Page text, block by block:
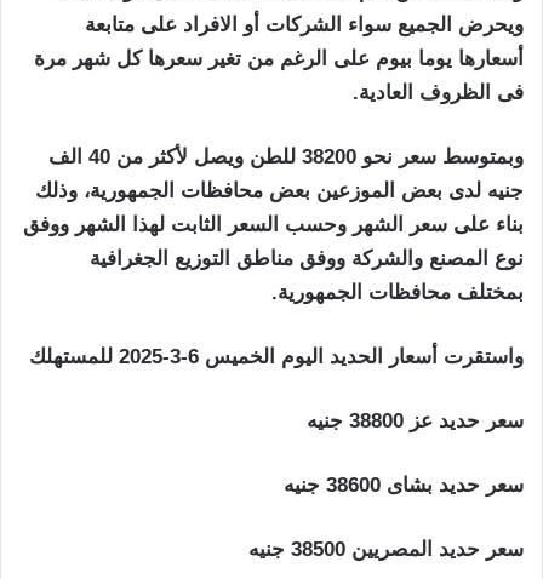
ويحرض الجميع سواء الشركات أو الافراد على متابعة
أسعارها يوما بيوم على الرغم من تغير سعرها كل شهر مرة
فى الظروف العادية.
وبمتوسط سعر نحو 38200 للطن ويصل لأكثر من 40 الف
جنيه لدى بعض الموزعين بعض محافظات الجمهورية، وذلك
بناء على سعر الشهر وحسب السعر الثابت لهذا الشهر ووفق
نوع المصنع والشركة ووفق مناطق التوزيع الجغرافية
بمختلف محافظات الجمهورية.
واستقرت أسعار الحديد اليوم الخميس 6-3-2025 للمستهلك
سعر حديد عز 38800 جنيه
سعر حديد بشاى 38600 جنيه
سعر حديد المصريين 38500 جنيه